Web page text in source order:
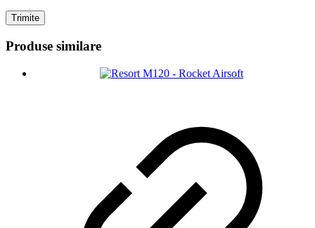
Produse similare